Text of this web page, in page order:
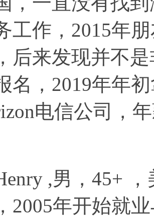
工作，2015年
后来发现并不
名，2019年年
电信公司，
,男，45+
2005年开始就